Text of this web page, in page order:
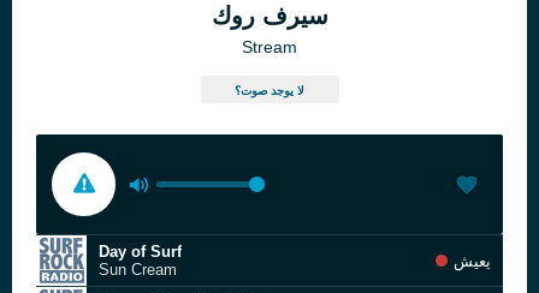
سيرف روك
Stream
لا يوجد صوت؟
Day of Surf
Sun Cream
يعيش